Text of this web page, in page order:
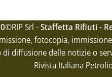
©RIP Srl -Staffetta Rifiuti -
fotocopia,
diffusione delle notizie o
Rivista Italiana